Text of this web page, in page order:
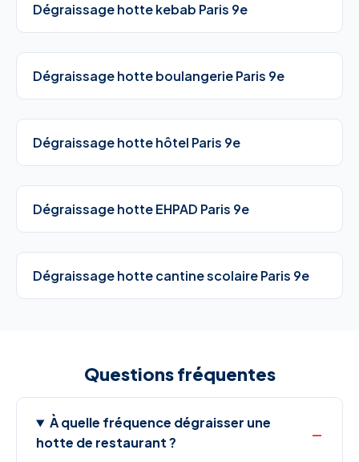
Dégraissage hotte kebab Paris 9e
Dégraissage hotte boulangerie Paris 9e
Dégraissage hotte hôtel Paris 9e
Dégraissage hotte EHPAD Paris 9e
Dégraissage hotte cantine scolaire Paris 9e
Questions fréquentes
À quelle fréquence dégraisser une
hotte de restaurant ?